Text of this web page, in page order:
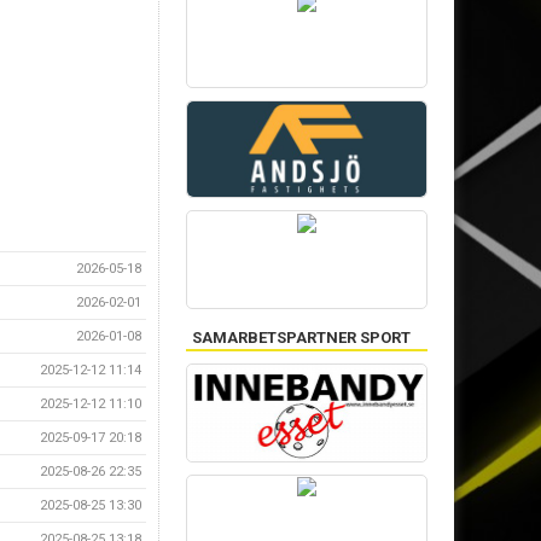
2026-05-18
2026-02-01
2026-01-08
2025-12-12 11:14
2025-12-12 11:10
2025-09-17 20:18
2025-08-26 22:35
2025-08-25 13:30
SAMARBETSPARTNER SPORT